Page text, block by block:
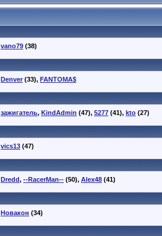
vano79 (38)
Denver (33), FANTOMA$
зажигатель, KindAdmin (47), 5277 (41), kto (27)
vics13 (47)
Dredd, --RacerMan-- (50), Alex48 (41)
Новакон (34)